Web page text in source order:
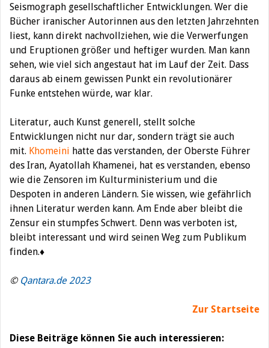
Seismograph gesellschaftlicher Entwicklungen. Wer die
Bücher iranischer Autorinnen aus den letzten Jahrzehnten
liest, kann direkt nachvollziehen, wie die Verwerfungen
und Eruptionen größer und heftiger wurden. Man kann
sehen, wie viel sich angestaut hat im Lauf der Zeit. Dass
daraus ab einem gewissen Punkt ein revolutionärer
Funke entstehen würde, war klar.
Literatur, auch Kunst generell, stellt solche
Entwicklungen nicht nur dar, sondern trägt sie auch
mit. Khomeini hatte das verstanden, der Oberste Führer
des Iran, Ayatollah Khamenei, hat es verstanden, ebenso
wie die Zensoren im Kulturministerium und die
Despoten in anderen Ländern. Sie wissen, wie gefährlich
ihnen Literatur werden kann. Am Ende aber bleibt die
Zensur ein stumpfes Schwert. Denn was verboten ist,
bleibt interessant und wird seinen Weg zum Publikum
finden.♦
© Qantara.de 2023
Zur Startseite
Diese Beiträge können Sie auch interessieren: